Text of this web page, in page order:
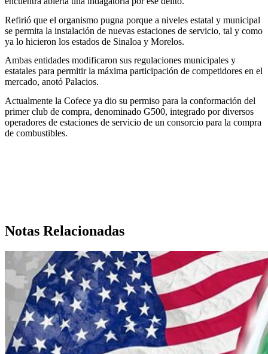
Refirió que el organismo pugna porque a niveles estatal y municipal
se permita la instalación de nuevas estaciones de servicio, tal y como
ya lo hicieron los estados de Sinaloa y Morelos.
Ambas entidades modificaron sus regulaciones municipales y
estatales para permitir la máxima participación de competidores en el
mercado, anotó Palacios.
Actualmente la Cofece ya dio su permiso para la conformación del
primer club de compra, denominado G500, integrado por diversos
operadores de estaciones de servicio de un consorcio para la compra
de combustibles.
Notas Relacionadas